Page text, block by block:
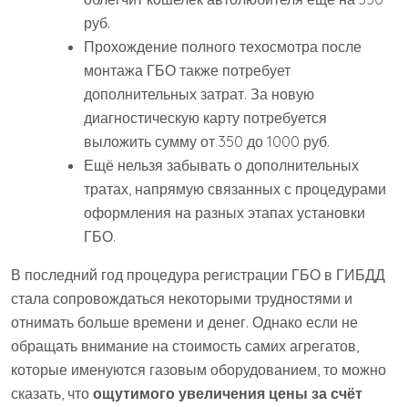
руб.
Прохождение полного техосмотра после
монтажа ГБО также потребует
дополнительных затрат. За новую
диагностическую карту потребуется
выложить сумму от 350 до 1000 руб.
Ещё нельзя забывать о дополнительных
тратах, напрямую связанных с процедурами
оформления на разных этапах установки
ГБО.
В последний год процедура регистрации ГБО в ГИБДД
стала сопровождаться некоторыми трудностями и
отнимать больше времени и денег. Однако если не
обращать внимание на стоимость самих агрегатов,
которые именуются газовым оборудованием, то можно
сказать, что ощутимого увеличения цены за счёт